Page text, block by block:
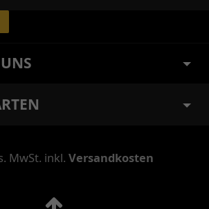
MwSt. inkl. Versandkosten